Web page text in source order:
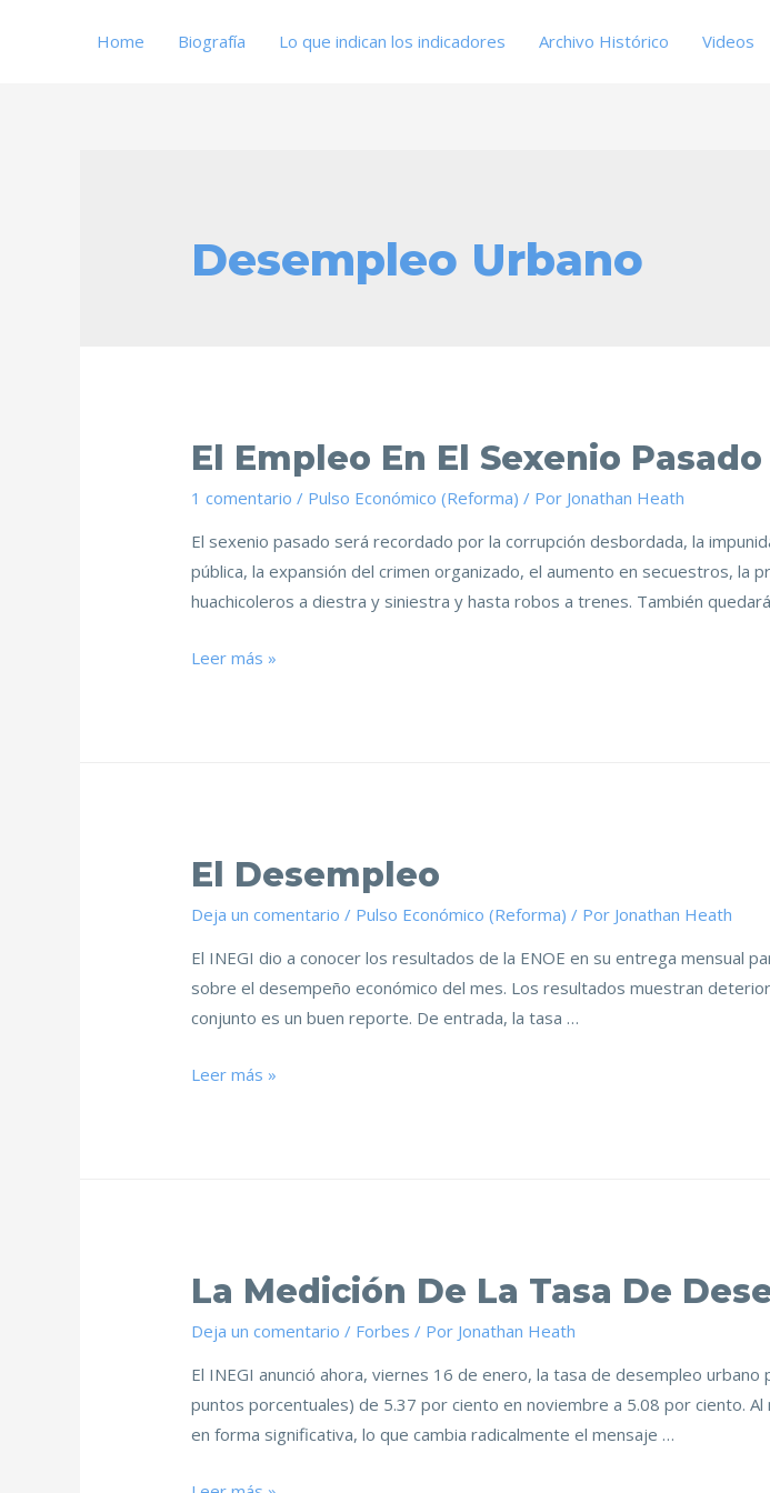
Home Biografía Lo que indican los indicadores Archivo Histórico Videos
Desempleo Urbano
El Empleo En El Sexenio Pasado
1 comentario / Pulso Económico (Reforma) / Por Jonathan Heath
El sexenio pasado será recordado por la corrupción desbordada, la
pública, la expansión del crimen organizado, el aumento en secuestros, la
huachicoleros a diestra y siniestra y hasta robos a trenes. También
Leer más »
El Desempleo
Deja un comentario / Pulso Económico (Reforma) / Por Jonathan Heath
El INEGI dio a conocer los resultados de la ENOE en su entrega mensual
sobre el desempeño económico del mes. Los resultados muestran
conjunto es un buen reporte. De entrada, la tasa …
Leer más »
La Medición De La Tasa De
Deja un comentario / Forbes / Por Jonathan Heath
El INEGI anunció ahora, viernes 16 de enero, la tasa de desempleo
puntos porcentuales) de 5.37 por ciento en noviembre a 5.08 por ciento.
en forma significativa, lo que cambia radicalmente el mensaje …